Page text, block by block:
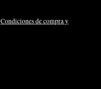
Condiciones de compra y